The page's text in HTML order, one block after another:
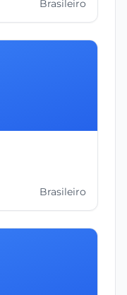
Brasileiro
Brasileiro